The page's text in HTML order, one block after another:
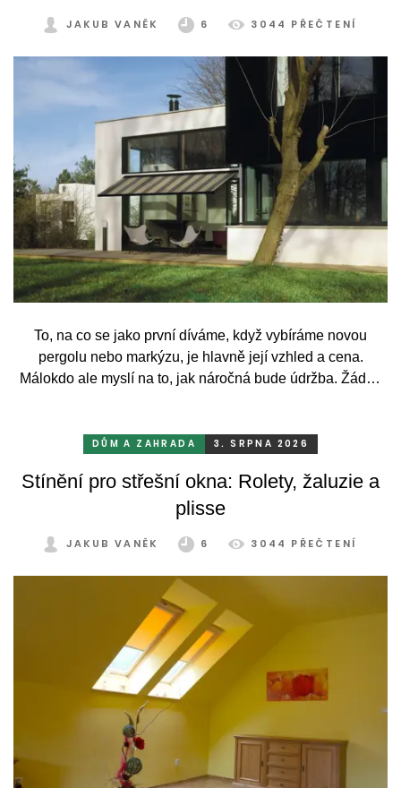
JAKUB VANĚK 6 3044 PŘEČTENÍ
To, na co se jako první díváme, když vybíráme novou
pergolu nebo markýzu, je hlavně její vzhled a cena.
Málokdo ale myslí na to, jak náročná bude údržba. Žádný
mrazu, ale také prachu a pylu, což se na něm dříve či
DŮM A ZAHRADA 3. SRPNA 2026
Stínění pro střešní okna: Rolety, žaluzie a
plisse
JAKUB VANĚK 6 3044 PŘEČTENÍ